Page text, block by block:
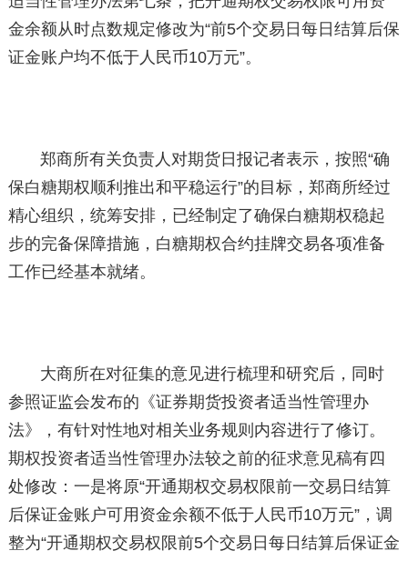
金余额从时点数规定修改为“前5个交易日每日结算后保
证金账户均不低于人民币10万元”。
郑商所有关负责人对期货日报记者表示，按照“确
保白糖期权顺利推出和平稳运行”的目标，郑商所经过
精心组织，统筹安排，已经制定了确保白糖期权稳起
步的完备保障措施，白糖期权合约挂牌交易各项准备
工作已经基本就绪。
大商所在对征集的意见进行梳理和研究后，同时
参照证监会发布的《证券期货投资者适当性管理办
法》，有针对性地对相关业务规则内容进行了修订。
期权投资者适当性管理办法较之前的征求意见稿有四
处修改：一是将原“开通期权交易权限前一交易日结算
后保证金账户可用资金余额不低于人民币10万元”，调
整为“开通期权交易权限前5个交易日每日结算后保证金